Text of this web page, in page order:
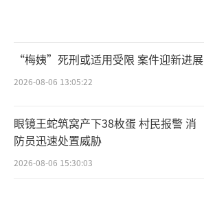
“梅姨”死刑或适用受限 案件迎新进展
2026-08-06 13:05:22
眼镜王蛇筑窝产下38枚蛋 村民报警 消
防员迅速处置威胁
2026-08-06 15:30:03